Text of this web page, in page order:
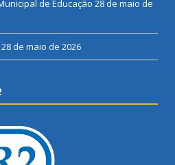
de Educação 28 de maio de
28 de maio de 2026